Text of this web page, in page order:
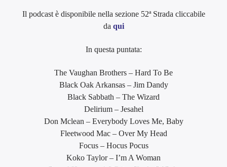
Il podcast è disponibile nella sezione 52ª Strada cliccabile
da qui
In questa puntata:
The Vaughan Brothers – Hard To Be
Black Oak Arkansas – Jim Dandy
Black Sabbath – The Wizard
Delirium – Jesahel
Don Mclean – Everybody Loves Me, Baby
Fleetwood Mac – Over My Head
Focus – Hocus Pocus
Koko Taylor – I’m A Woman